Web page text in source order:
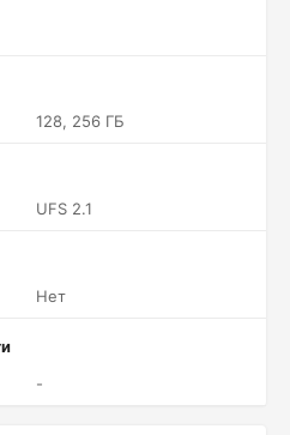
128, 256 ГБ
UFS 2.1
Нет
-